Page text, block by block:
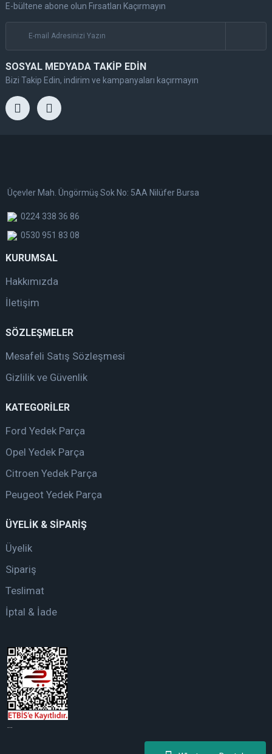
E-bültene abone olun Fırsatları Kaçırmayın
SOSYAL MEDYADA TAKİP EDİN
Bizi Takip Edin, indirim ve kampanyaları kaçırmayın
Üçevler Mah. Üngörmüş Sok No: 5AA Nilüfer Bursa
0224 338 36 86
0530 951 83 08
KURUMSAL
Hakkımızda
İletişim
SÖZLEŞMELER
Mesafeli Satış Sözleşmesi
Gizlilik ve Güvenlik
KATEGORİLER
Ford Yedek Parça
Opel Yedek Parça
Citroen Yedek Parça
Peugeot Yedek Parça
ÜYELİK & SİPARİŞ
Üyelik
Sipariş
Teslimat
İptal & İade